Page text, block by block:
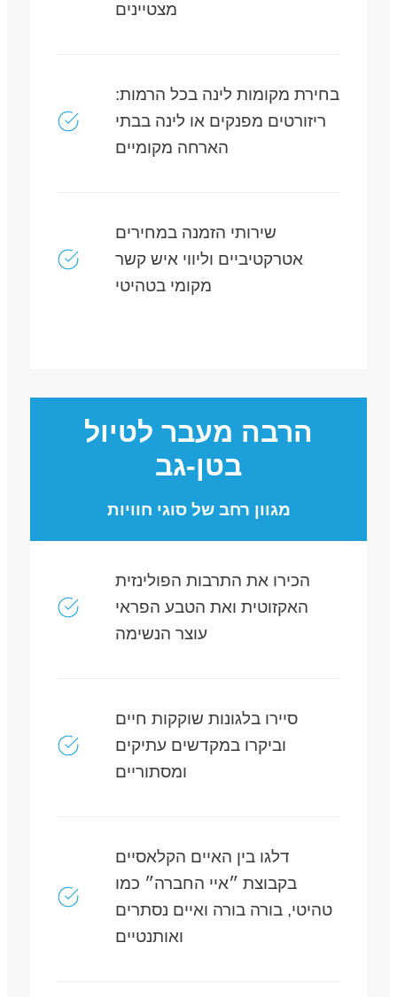
מצטיינים
בחירת מקומות לינה בכל הרמות:
ריזורטים מפנקים או לינה בבתי
הארחה מקומיים
שירותי הזמנה במחירים
אטרקטיביים וליווי איש קשר
מקומי בטהיטי
הרבה מעבר לטיול
בטן-גב
מגוון רחב של סוגי חוויות
הכירו את התרבות הפולינזית
האקזוטית ואת הטבע הפראי
עוצר הנשימה
סיירו בלגונות שוקקות חיים
וביקרו במקדשים עתיקים
ומסתוריים
דלגו בין האיים הקלאסיים
בקבוצת ״איי החברה״ כמו
טהיטי, בורה בורה ואיים נסתרים
ואותנטיים